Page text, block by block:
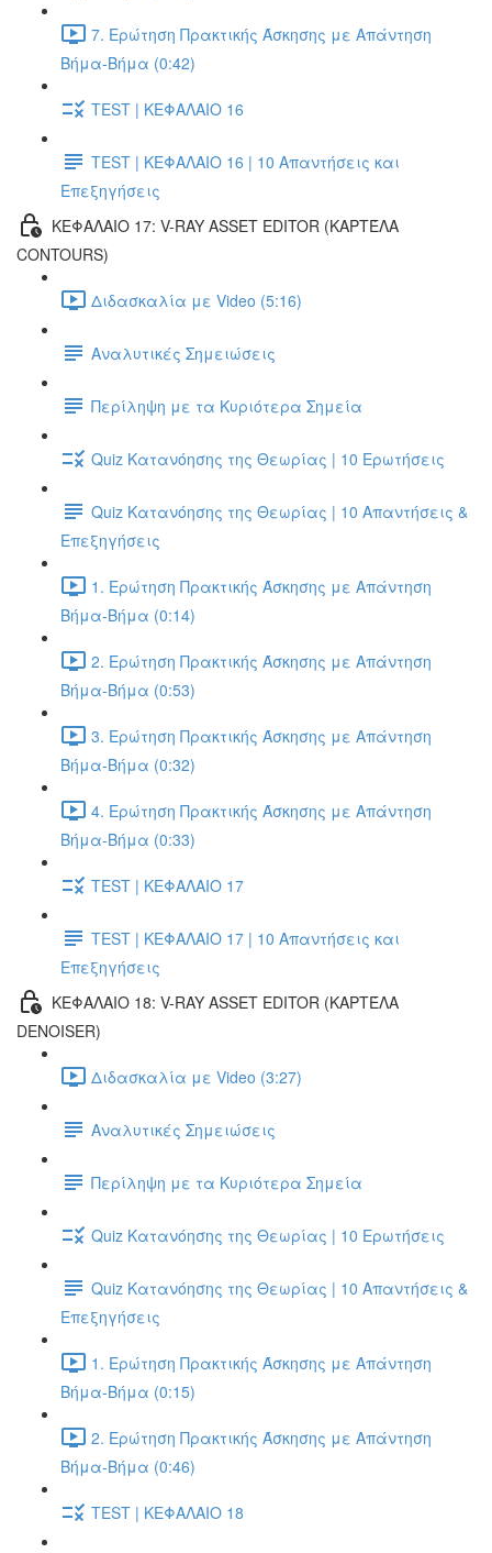
7. Ερώτηση Πρακτικής Άσκησης με Απάντηση
Βήμα-Βήμα (0:42)
TEST | ΚΕΦΑΛΑΙΟ 16
TEST | ΚΕΦΑΛΑΙΟ 16 | 10 Απαντήσεις και
Επεξηγήσεις
ΚΕΦΑΛΑΙΟ 17: V-RAY ASSET EDITOR (ΚΑΡΤΈΛΑ
CONTOURS)
Διδασκαλία με Video (5:16)
Αναλυτικές Σημειώσεις
Περίληψη με τα Κυριότερα Σημεία
Quiz Κατανόησης της Θεωρίας | 10 Ερωτήσεις
Quiz Κατανόησης της Θεωρίας | 10 Απαντήσεις &
Επεξηγήσεις
1. Ερώτηση Πρακτικής Άσκησης με Απάντηση
Βήμα-Βήμα (0:14)
2. Ερώτηση Πρακτικής Άσκησης με Απάντηση
Βήμα-Βήμα (0:53)
3. Ερώτηση Πρακτικής Άσκησης με Απάντηση
Βήμα-Βήμα (0:32)
4. Ερώτηση Πρακτικής Άσκησης με Απάντηση
Βήμα-Βήμα (0:33)
TEST | ΚΕΦΑΛΑΙΟ 17
TEST | ΚΕΦΑΛΑΙΟ 17 | 10 Απαντήσεις και
Επεξηγήσεις
ΚΕΦΑΛΑΙΟ 18: V-RAY ASSET EDITOR (ΚΑΡΤΈΛΑ
DENOISER)
Διδασκαλία με Video (3:27)
Αναλυτικές Σημειώσεις
Περίληψη με τα Κυριότερα Σημεία
Quiz Κατανόησης της Θεωρίας | 10 Ερωτήσεις
Quiz Κατανόησης της Θεωρίας | 10 Απαντήσεις &
Επεξηγήσεις
1. Ερώτηση Πρακτικής Άσκησης με Απάντηση
Βήμα-Βήμα (0:15)
2. Ερώτηση Πρακτικής Άσκησης με Απάντηση
Βήμα-Βήμα (0:46)
TEST | ΚΕΦΑΛΑΙΟ 18